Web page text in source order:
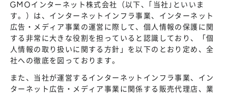
GMOインターネット株式会社（以下、｢当社｣といいま
す。）は、インターネットインフラ事業、インターネット
広告・メディア事業の運営に際して、個人情報の保護に関
する非常に大きな役割を担っていると認識しており、「個
人情報の取り扱いに関する方針」を以下のとおり定め、全
社への徹底を図っております。
また、当社が運営するインターネットインフラ事業、イン
ターネット広告・メディア事業に関係する販売代理店、業